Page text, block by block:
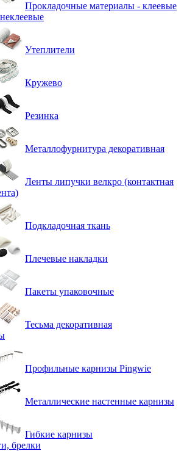
Прокладочные материалы - клеевые
Утеплители
Кружево
Резинка
Металлофурнитура декоративная
Ленты липучки велкро (контактная
Подкладочная ткань
Плечевые накладки
Пакеты упаковочные
Тесьма декоративная
Профильные карнизы Pingwie
Металлические настенные карнизы
Гибкие карнизы
брелки